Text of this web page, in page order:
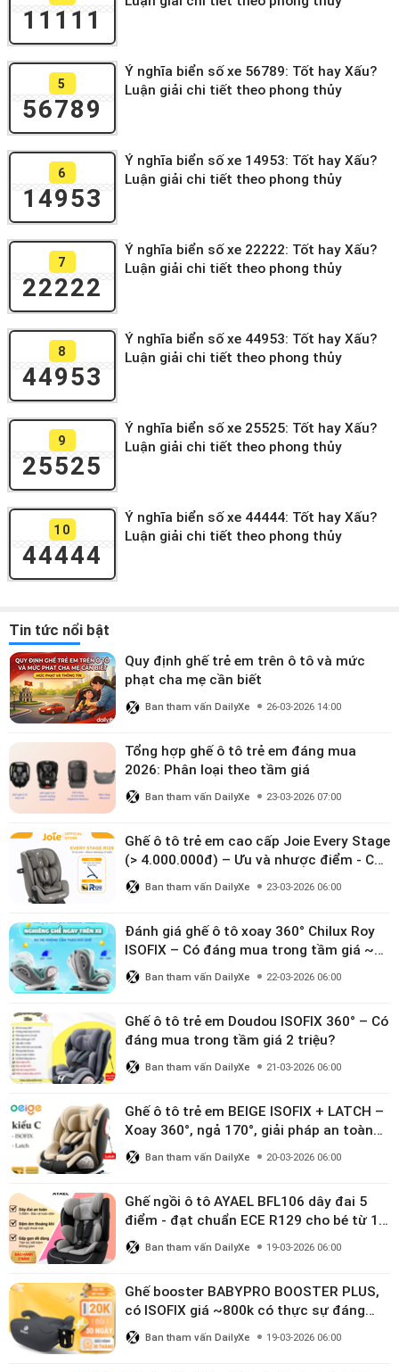
11111
5
56789
Ý nghĩa biển số xe 56789: Tốt hay Xấu?
Luận giải chi tiết theo phong thủy
6
14953
Ý nghĩa biển số xe 14953: Tốt hay Xấu?
Luận giải chi tiết theo phong thủy
7
22222
Ý nghĩa biển số xe 22222: Tốt hay Xấu?
Luận giải chi tiết theo phong thủy
8
44953
Ý nghĩa biển số xe 44953: Tốt hay Xấu?
Luận giải chi tiết theo phong thủy
9
25525
Ý nghĩa biển số xe 25525: Tốt hay Xấu?
Luận giải chi tiết theo phong thủy
10
44444
Ý nghĩa biển số xe 44444: Tốt hay Xấu?
Luận giải chi tiết theo phong thủy
Tin tức nổi bật
Quy định ghế trẻ em trên ô tô và mức
phạt cha mẹ cần biết
Ban tham vấn DailyXe 26-03-2026 14:00
Tổng hợp ghế ô tô trẻ em đáng mua
2026: Phân loại theo tầm giá
Ban tham vấn DailyXe 23-03-2026 07:00
Ghế ô tô trẻ em cao cấp Joie Every Stage
(> 4.000.000đ) – Ưu và nhược điểm - Có
đáng đầu tư cho bé từ 0–12 tuổi?
Ban tham vấn DailyXe 23-03-2026 06:00
Đánh giá ghế ô tô xoay 360° Chilux Roy
ISOFIX – Có đáng mua trong tầm giá ~3
triệu
Ban tham vấn DailyXe 22-03-2026 06:00
Ghế ô tô trẻ em Doudou ISOFIX 360° – Có
đáng mua trong tầm giá 2 triệu?
Ban tham vấn DailyXe 21-03-2026 06:00
Ghế ô tô trẻ em BEIGE ISOFIX + LATCH –
Xoay 360°, ngả 170°, giải pháp an toàn
linh hoạt cho bé 0–10 tuổi
Ban tham vấn DailyXe 20-03-2026 06:00
Ghế ngồi ô tô AYAEL BFL106 dây đai 5
điểm - đạt chuẩn ECE R129 cho bé từ 1–
10 tuổi
Ban tham vấn DailyXe 19-03-2026 06:00
Ghế booster BABYPRO BOOSTER PLUS,
có ISOFIX giá ~800k có thực sự đáng
mua?
Ban tham vấn DailyXe 19-03-2026 06:00